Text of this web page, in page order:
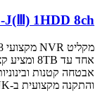
1HDD 8ch
והתקנה מקצועית ב-EYELINK